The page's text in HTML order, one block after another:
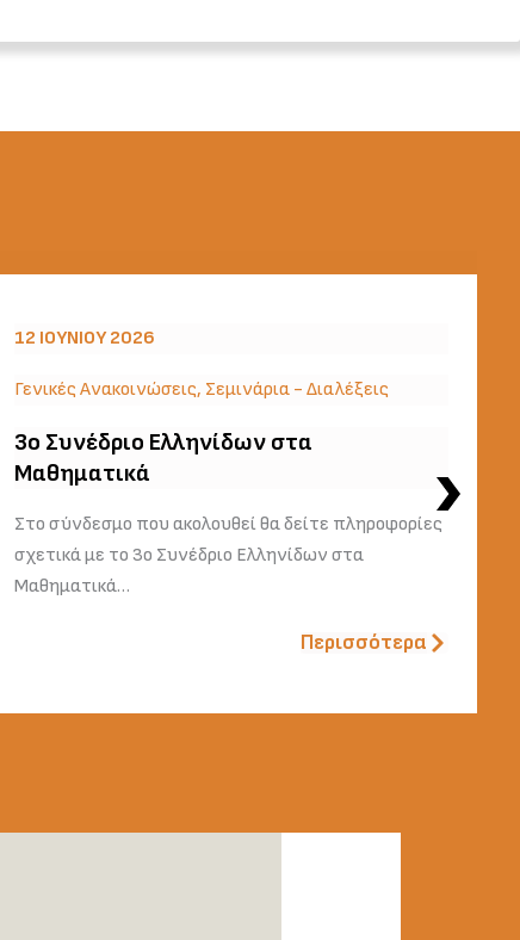
12 ΙΟΥΝΊΟΥ 2026
Γενικές Ανακοινώσεις, Σεμινάρια - Διαλέξεις
3o Συνέδριο Ελληνίδων στα
Μαθηματικά
Στο σύνδεσμο που ακολουθεί θα δείτε πληροφορίες
σχετικά με το 3ο Συνέδριο Ελληνίδων στα
Μαθηματικά…
Περισσότερα